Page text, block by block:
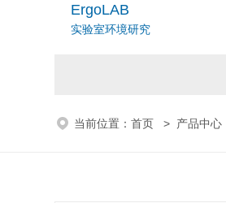
ErgoLAB
实验室环境研究
当前位置：首页 > 产品中心